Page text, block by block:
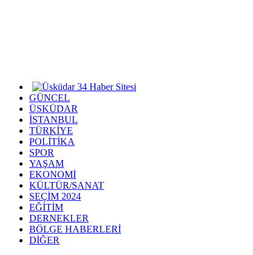
GÜNCEL
ÜSKÜDAR
İSTANBUL
TÜRKİYE
POLİTİKA
SPOR
YAŞAM
EKONOMİ
KÜLTÜR/SANAT
SEÇİM 2024
EĞİTİM
DERNEKLER
BÖLGE HABERLERİ
DİĞER